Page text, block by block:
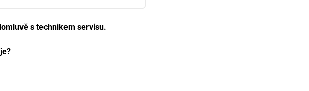
s technikem servisu.